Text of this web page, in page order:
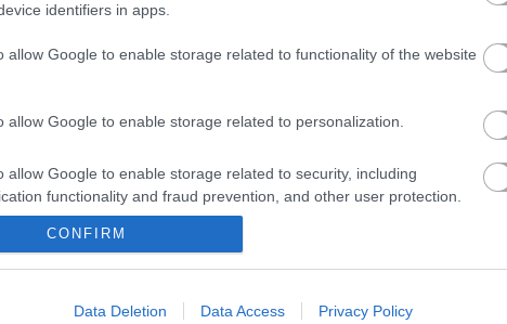
identifiers in apps.
allow Google to enable storage related to functionality of the website
allow Google to enable storage related to personalization.
allow Google to enable storage related to security, including
functionality and fraud prevention, and other user protection.
CONFIRM
Data Deletion Data Access Privacy Policy
az EGRI ÜGYEK Google Hírek oldalán!